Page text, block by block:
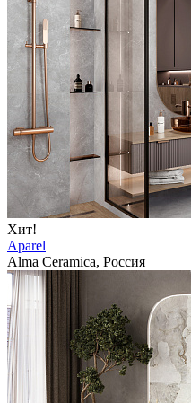
Хит!
Aparel
Alma Ceramica, Россия